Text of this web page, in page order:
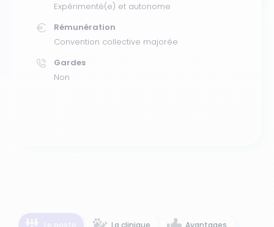
Expérimenté(e) et autonome
Rémunération
Convention collective majorée
Gardes
Non
Le poste La clinique Avantages